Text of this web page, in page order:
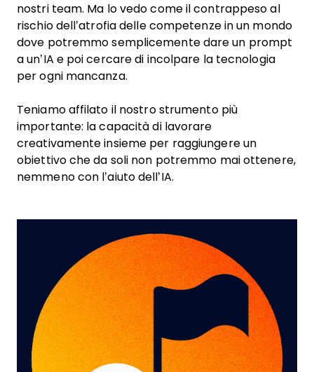
nostri team. Ma lo vedo come il contrappeso al
rischio dell’atrofia delle competenze in un mondo
dove potremmo semplicemente dare un prompt
a un’IA e poi cercare di incolpare la tecnologia
per ogni mancanza.
Teniamo affilato il nostro strumento più
importante: la capacità di lavorare
creativamente insieme per raggiungere un
obiettivo che da soli non potremmo mai ottenere,
nemmeno con l’aiuto dell’IA.